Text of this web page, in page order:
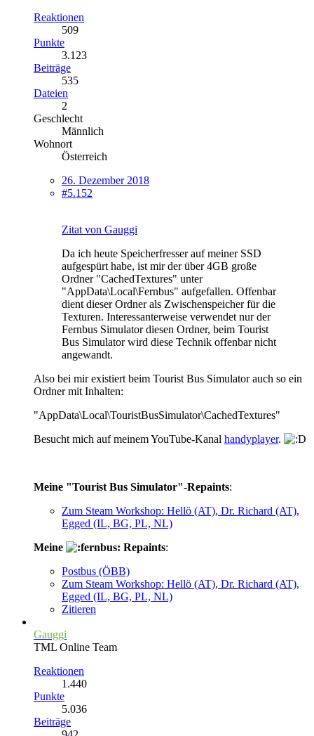
Reaktionen
509
Punkte
3.123
Beiträge
535
Dateien
2
Geschlecht
Männlich
Wohnort
Österreich
26. Dezember 2018
#5.152
Zitat von Gauggi
Da ich heute Speicherfresser auf meiner SSD
aufgespürt habe, ist mir der über 4GB große
Ordner "CachedTextures" unter
"AppData\Local\Fernbus" aufgefallen. Offenbar
dient dieser Ordner als Zwischenspeicher für die
Texturen. Interessanterweise verwendet nur der
Fernbus Simulator diesen Ordner, beim Tourist
Bus Simulator wird diese Technik offenbar nicht
angewandt.
Also bei mir existiert beim Tourist Bus Simulator auch so ein
Ordner mit Inhalten:
"AppData\Local\TouristBusSimulator\CachedTextures"
Besucht mich auf meinem YouTube-Kanal handyplayer.
Meine "Tourist Bus Simulator"-Repaints:
Zum Steam Workshop: Hellö (AT), Dr. Richard (AT),
Egged (IL, BG, PL, NL)
Meine
Repaints:
Postbus (ÖBB)
Zum Steam Workshop: Hellö (AT), Dr. Richard (AT),
Egged (IL, BG, PL, NL)
Zitieren
Gauggi
TML Online Team
Reaktionen
1.440
Punkte
5.036
Beiträge